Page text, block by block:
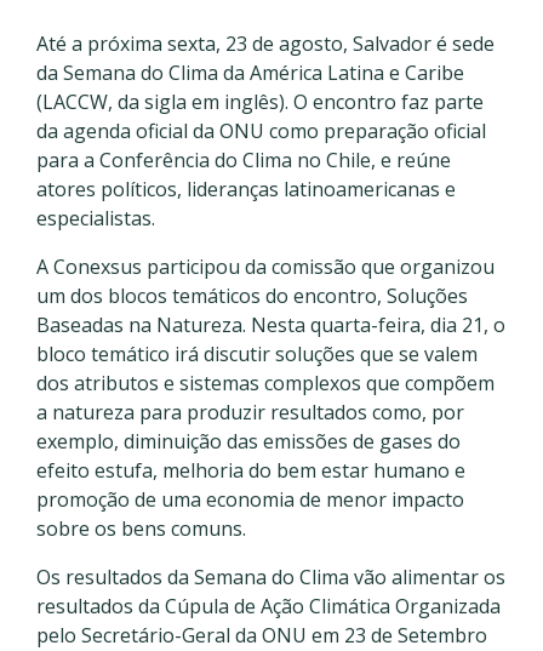
Até a próxima sexta, 23 de agosto, Salvador é sede
da Semana do Clima da América Latina e Caribe
(LACCW, da sigla em inglês). O encontro faz parte
da agenda oficial da ONU como preparação oficial
para a Conferência do Clima no Chile, e reúne
atores políticos, lideranças latinoamericanas e
especialistas.
A Conexsus participou da comissão que organizou
um dos blocos temáticos do encontro, Soluções
Baseadas na Natureza. Nesta quarta-feira, dia 21, o
bloco temático irá discutir soluções que se valem
dos atributos e sistemas complexos que compõem
a natureza para produzir resultados como, por
exemplo, diminuição das emissões de gases do
efeito estufa, melhoria do bem estar humano e
promoção de uma economia de menor impacto
sobre os bens comuns.
Os resultados da Semana do Clima vão alimentar os
resultados da Cúpula de Ação Climática Organizada
pelo Secretário-Geral da ONU em 23 de Setembro